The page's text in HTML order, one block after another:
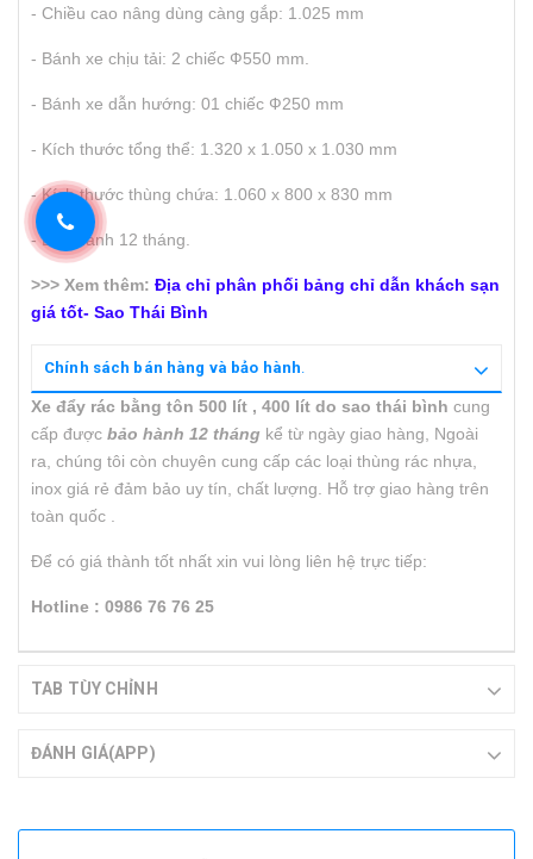
- Chiều cao nâng dùng càng gắp: 1.025 mm
- Bánh xe chịu tải: 2 chiếc Ф550 mm.
- Bánh xe dẫn hướng: 01 chiếc Ф250 mm
- Kích thước tổng thể: 1.320 x 1.050 x 1.030 mm
- Kích thước thùng chứa: 1.060 x 800 x 830 mm
- Bảo hành 12 tháng.
>>> Xem thêm: Địa chỉ phân phối bảng chỉ dẫn khách sạn
giá tốt- Sao Thái Bình
Chính sách bán hàng và bảo hành
Xe đẩy rác bằng tôn 500 lít , 400 lít do sao thái bình cung
cấp được bảo hành 12 tháng kể từ ngày giao hàng, Ngoài
ra, chúng tôi còn chuyên cung cấp các loại thùng rác nhựa,
inox giá rẻ đảm bảo uy tín, chất lượng. Hỗ trợ giao hàng trên
toàn quốc .
Để có giá thành tốt nhất xin vui lòng liên hệ trực tiếp:
Hotline : 0986 76 76 25
TAB TÙY CHỈNH
ĐÁNH GIÁ(APP)